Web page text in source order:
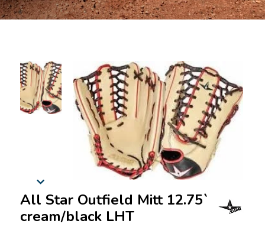
All Star Outfield Mitt 12.75`
cream/black LHT